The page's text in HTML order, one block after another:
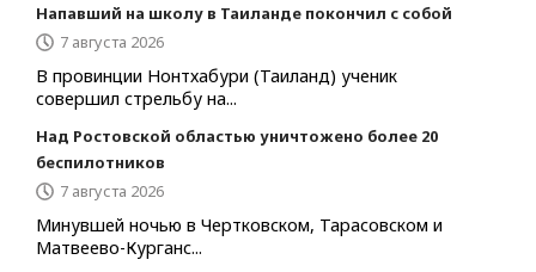
Напавший на школу в Таиланде покончил с собой
7 августа 2026
В провинции Нонтхабури (Таиланд) ученик
совершил стрельбу на...
Над Ростовской областью уничтожено более 20
беспилотников
7 августа 2026
Минувшей ночью в Чертковском, Тарасовском и
Матвеево-Курганс...